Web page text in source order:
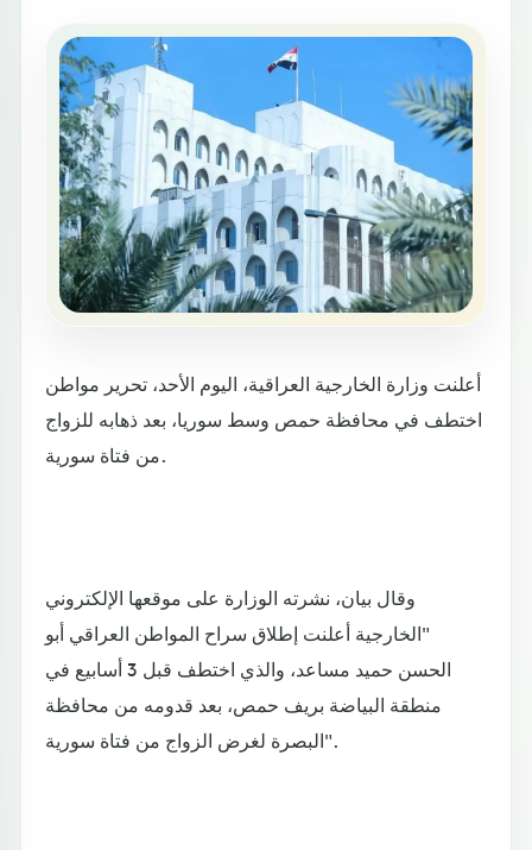
أعلنت وزارة الخارجية العراقية، اليوم الأحد، تحرير مواطن
اختطف في محافظة حمص وسط سوريا، بعد ذهابه للزواج
من فتاة سورية.
وقال بيان، نشرته الوزارة على موقعها الإلكتروني
"الخارجية أعلنت إطلاق سراح المواطن العراقي أبو
الحسن حميد مساعد، والذي اختطف قبل 3 أسابيع في
منطقة البياضة بريف حمص، بعد قدومه من محافظة
البصرة لغرض الزواج من فتاة سورية".